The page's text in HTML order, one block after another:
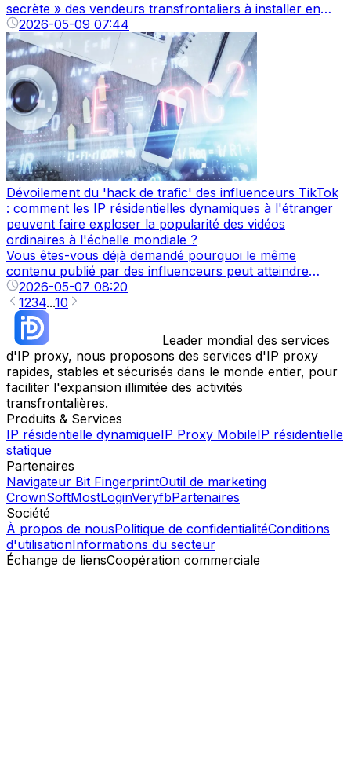
secrète » des vendeurs transfrontaliers à installer en
2026 69 % des consommateurs roumains ne
reconnaissent que le paiement à la livraison, le marché
semble rempli d'or. Mais 90 % des vendeurs n'ont
même pas franchi la porte - les nouvelles boutiques
eMAG sont immédiatement fermées, les comptes
publicitaires sont limités, et la matrice de plusieurs
boutiques est complètement bloquée. Le problème ne
réside pas dans la logistique, ni dans le choix des
produits, mais dans l'IP.
2026-05-09 07:44
Dévoilement du 'hack de trafic' des influenceurs TikTok
: comment les IP résidentielles dynamiques à l'étranger
peuvent faire exploser la popularité des vidéos
ordinaires à l'échelle mondiale ?
Vous êtes-vous déjà demandé pourquoi le même
contenu publié par des influenceurs peut atteindre
facilement des millions de vues, alors que vos vidéos
passent inaperçues ? La réponse pourrait se cacher
dans l'adresse IP.
2026-05-07 08:20
1234...10
Leader mondial des services
d'IP proxy, nous proposons des services d'IP proxy
rapides, stables et sécurisés dans le monde entier, pour
faciliter l'expansion illimitée des activités
transfrontalières.
Produits & Services
IP résidentielle dynamiqueIP Proxy MobileIP résidentielle
statique
Partenaires
Navigateur Bit FingerprintOutil de marketing
CrownSoftMostLoginVeryfbPartenaires
Société
À propos de nousPolitique de confidentialitéConditions
d'utilisationInformations du secteur
Échange de liensCoopération commerciale